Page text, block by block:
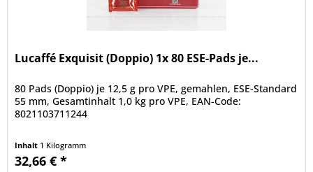
Lucaffé Exquisit (Doppio) 1x 80 ESE-Pads je...
80 Pads (Doppio) je 12,5 g pro VPE, gemahlen, ESE-Standard
55 mm, Gesamtinhalt 1,0 kg pro VPE, EAN-Code:
8021103711244
Inhalt 1 Kilogramm
32,66 € *